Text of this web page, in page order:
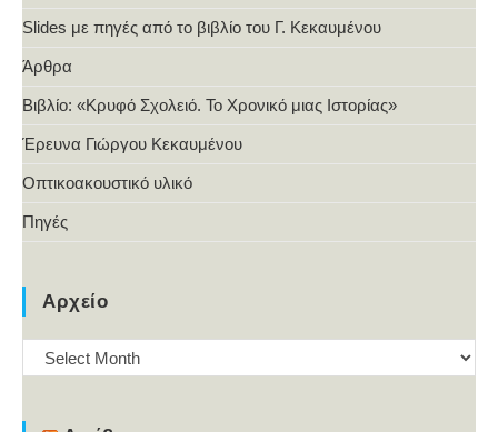
Slides με πηγές από το βιβλίο του Γ. Κεκαυμένου
Άρθρα
Βιβλίο: «Κρυφό Σχολειό. Το Χρονικό μιας Ιστορίας»
Έρευνα Γιώργου Κεκαυμένου
Οπτικοακουστικό υλικό
Πηγές
Αρχείο
Αρχείο